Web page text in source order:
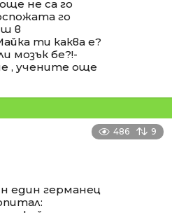
не са го
го
в
ти каква е?
мозък бе?!-
, учените още
486 9
един германец